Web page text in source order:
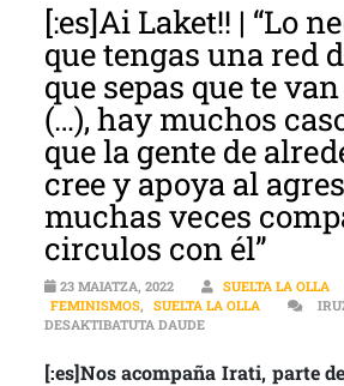
[:es]Ai Laket!! | “Lo
que tengas una red
que sepas que te
(…), hay muchos
que la gente de
cree y apoya al
muchas veces
circulos con él”
23 MAIATZA, 2022 SUELTA LA OLLA
FEMINISMOS, SUELTA LA OLLA
DESAKTIBATUTA DAUDE[:ES]AI LAKET!! | “LO
[:es]Nos acompaña Irati, parte